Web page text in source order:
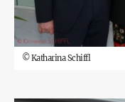
©Katharina Schiffl